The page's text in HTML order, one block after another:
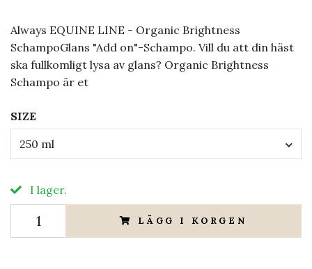
Always EQUINE LINE - Organic Brightness
SchampoGlans "Add on"-Schampo. Vill du att din häst
ska fullkomligt lysa av glans? Organic Brightness
Schampo är et
SIZE
250 ml
I lager.
LÄGG I KORGEN